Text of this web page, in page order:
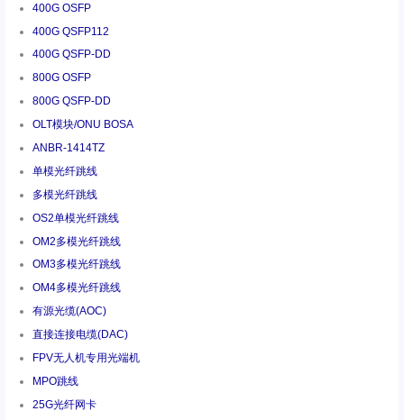
400G OSFP
400G QSFP112
400G QSFP-DD
800G OSFP
800G QSFP-DD
OLT模块/ONU BOSA
ANBR-1414TZ
单模光纤跳线
多模光纤跳线
OS2单模光纤跳线
OM2多模光纤跳线
OM3多模光纤跳线
OM4多模光纤跳线
有源光缆(AOC)
直接连接电缆(DAC)
FPV无人机专用光端机
MPO跳线
25G光纤网卡